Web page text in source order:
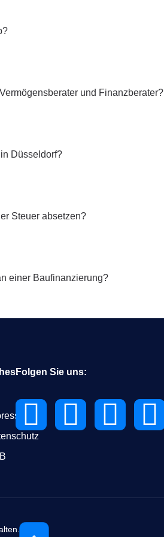
und Finanzberater?
Düsseldorf?
Steuer absetzen?
einer Baufinanzierung?
Folgen Sie uns: